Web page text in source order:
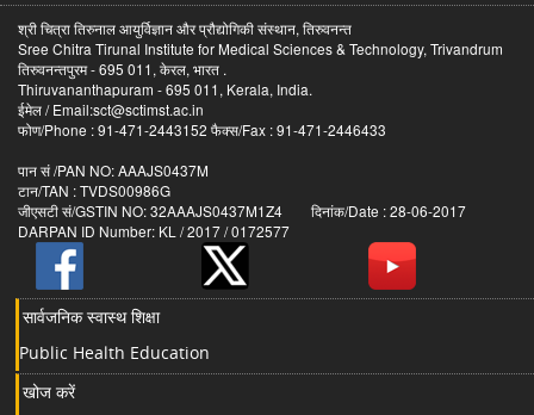
श्री चित्रा तिरुनाल आयुर्विज्ञान और प्रौद्योगिकी संस्थान, तिरुवनन्त
Sree Chitra Tirunal Institute for Medical Sciences & Technology, Trivandrum
तिरुवनन्तपुरम - 695 011, केरल, भारत .
Thiruvananthapuram - 695 011, Kerala, India.
ईमेल / Email:sct@sctimst.ac.in
फोण/Phone : 91-471-2443152 फैक्स/Fax : 91-471-2446433
पान सं /PAN NO: AAAJS0437M
टान/TAN : TVDS00986G
जीएसटी सं/GSTIN NO: 32AAAJS0437M1Z4 दिनांक/Date : 28-06-2017
DARPAN ID Number: KL / 2017 / 0172577
सार्वजनिक स्वास्थ शिक्षा
Public Health Education
खोज करें